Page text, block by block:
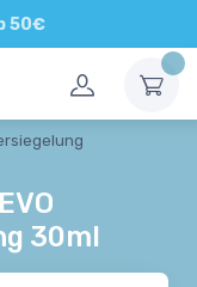
50€
30ml